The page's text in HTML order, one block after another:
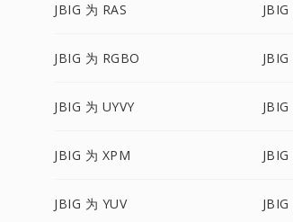
JBIG 为 RAS
JBIG 为 RGBO
JBIG 为 UYVY
JBIG 为 XPM
JBIG 为 YUV